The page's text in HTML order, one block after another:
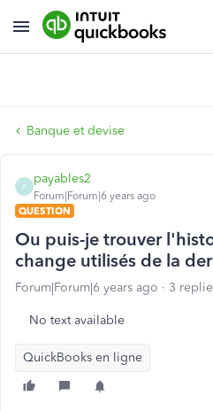
Banque et devise
P
payables2
Forum|Forum|6 years ago
QUESTION
Ou puis-je trouver
change utilisés de la
Forum|Forum|6 years ago 3
No text available
QuickBooks en ligne